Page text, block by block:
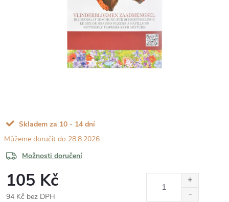
Skladem za 10 - 14 dní
28.8.2026
Možnosti doručení
105 Kč
94 Kč bez DPH